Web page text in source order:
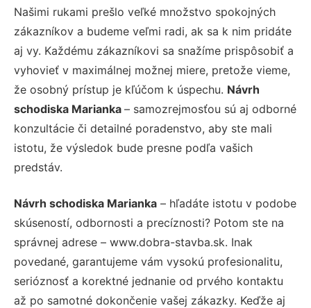
Našimi rukami prešlo veľké množstvo spokojných
zákazníkov a budeme veľmi radi, ak sa k nim pridáte
aj vy. Každému zákazníkovi sa snažíme prispôsobiť a
vyhovieť v maximálnej možnej miere, pretože vieme,
že osobný prístup je kľúčom k úspechu. Návrh
schodiska Marianka – samozrejmosťou sú aj odborné
konzultácie či detailné poradenstvo, aby ste mali
istotu, že výsledok bude presne podľa vašich
predstáv.
Návrh schodiska Marianka – hľadáte istotu v podobe
skúseností, odbornosti a precíznosti? Potom ste na
správnej adrese – www.dobra-stavba.sk. Inak
povedané, garantujeme vám vysokú profesionalitu,
serióznosť a korektné jednanie od prvého kontaktu
až po samotné dokončenie vašej zákazky. Keďže aj